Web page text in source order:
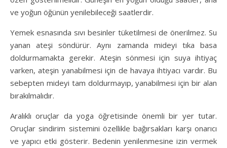
ve yoğun öğünün yenilebileceği saatlerdir.
Yemek esnasında sıvı besinler tüketilmesi de önerilmez. Su
yanan ateşi söndürür. Aynı zamanda mideyi tıka basa
doldurmamakta gerekir. Ateşin sönmesi için suya ihtiyaç
varken, ateşin yanabilmesi için de havaya ihtiyacı vardır. Bu
sebepten mideyi tam doldurmayıp, yanabilmesi için bir alan
bırakılmalıdır.
Aralıklı oruçlar da yoga öğretisinde önemli bir yer tutar.
Oruçlar sindirim sistemini özellikle bağırsakları karşı onarıcı
ve yapıcı etki gösterir. Bedenin yenilenmesine izin vermek